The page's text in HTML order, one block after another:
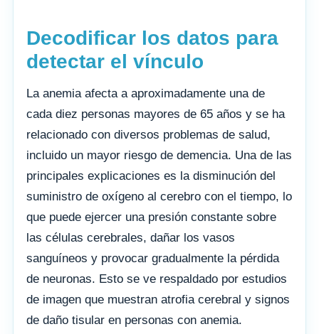
Decodificar los datos para
detectar el vínculo
La anemia afecta a aproximadamente una de
cada diez personas mayores de 65 años y se ha
relacionado con diversos problemas de salud,
incluido un mayor riesgo de demencia. Una de las
principales explicaciones es la disminución del
suministro de oxígeno al cerebro con el tiempo, lo
que puede ejercer una presión constante sobre
las células cerebrales, dañar los vasos
sanguíneos y provocar gradualmente la pérdida
de neuronas. Esto se ve respaldado por estudios
de imagen que muestran atrofia cerebral y signos
de daño tisular en personas con anemia.